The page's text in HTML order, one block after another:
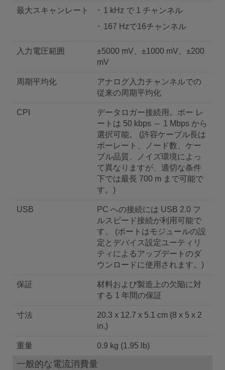
最大スキャンレート
1 kHz で 1 チャンネル
167 Hzで16チャンネル
入力電圧範囲
±5000 mV、±1000 mV、±200
mV
周期平均化
アナログ入力チャンネルでの
従来の周期平均化
CPI
データロガー接続用。ボー レ
ートは 50 kbps ～ 1 Mbps から
選択可能。 (許容ケーブル長は
ボーレート、ノード数、ケー
ブル品質、ノイズ環境によっ
て異なりますが、適切な条件
下では最長 700 m まで可能で
す。)
USB
PC への接続には USB 2.0 フ
ルスピード接続が利用可能で
す。 (ポートはモジュールの設
定とデバイス設定ユーティリ
ティによるアップデートのダ
ウンロードに使用されます。)
保証
材料および製造上の欠陥に対
する 1 年間の保証
寸法
20.3 x 12.7 x 5.1 cm (8 x 5 x 2
in.)
重量 0.9 kg (1.95 lb)
一般的な電流消費量